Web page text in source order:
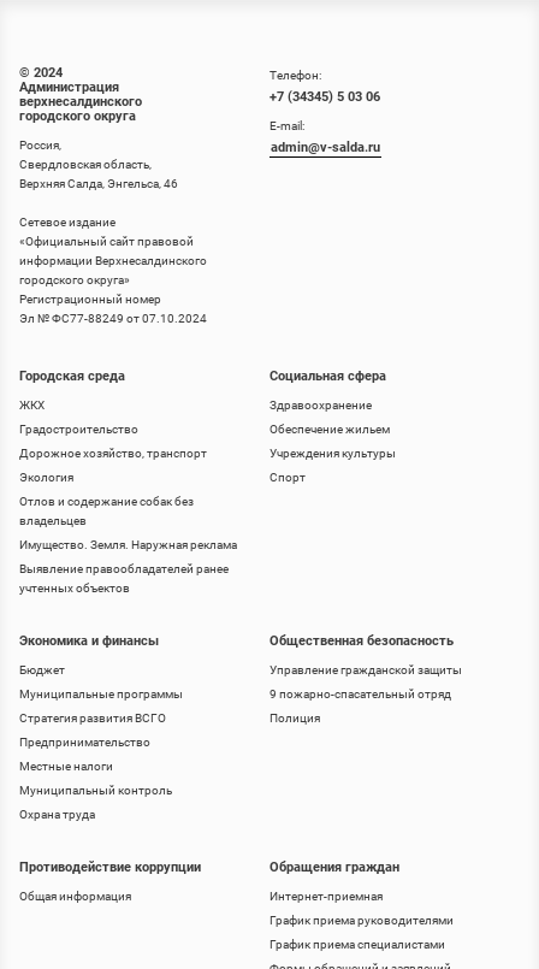
© 2024
Администрация
верхнесалдинского
городского округа
Россия,
Свердловская область,
Верхняя Салда, Энгельса, 46
Сетевое издание
«Официальный сайт правовой
информации Верхнесалдинского
городского округа»
Регистрационный номер
Эл № ФС77-88249 от 07.10.2024
Городская среда
ЖКХ
Градостроительство
Дорожное хозяйство, транспорт
Экология
Отлов и содержание собак без
владельцев
Имущество. Земля. Наружная реклама
Выявление правообладателей ранее
учтенных объектов
Социальная сфера
Здравоохранение
Обеспечение жильем
Учреждения культуры
Спорт
Телефон:
+7 (34345) 5 03 06
E-mail:
admin@v-salda.ru
Экономика и финансы
Бюджет
Муниципальные программы
Стратегия развития ВСГО
Предпринимательство
Местные налоги
Муниципальный контроль
Охрана труда
Общественная безопасность
Управление гражданской защиты
9 пожарно-спасательный отряд
Полиция
Противодействие коррупции
Общая информация
Обращения граждан
Интернет-приемная
График приема руководителями
График приема специалистами